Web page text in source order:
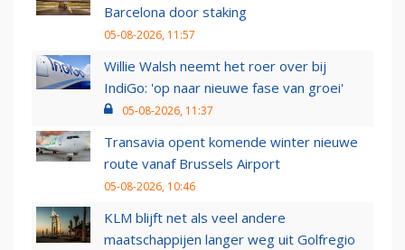
Barcelona door staking
05-08-2026, 11:57
Willie Walsh neemt het roer over bij
IndiGo: 'op naar nieuwe fase van groei'
05-08-2026, 11:37
Transavia opent komende winter nieuwe
route vanaf Brussels Airport
05-08-2026, 10:46
KLM blijft net als veel andere
maatschappijen langer weg uit Golfregio